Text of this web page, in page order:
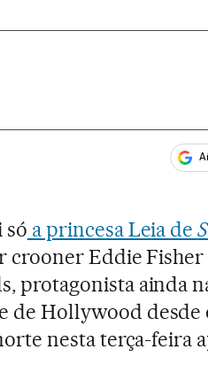
a princesa Leia de
crooner Eddie Fisher
protagonista ainda
de Hollywood desde
nesta terça-feira